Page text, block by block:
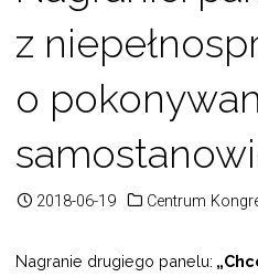
z
o
2018-06-19 Centrum
Nagranie drugiego panelu: